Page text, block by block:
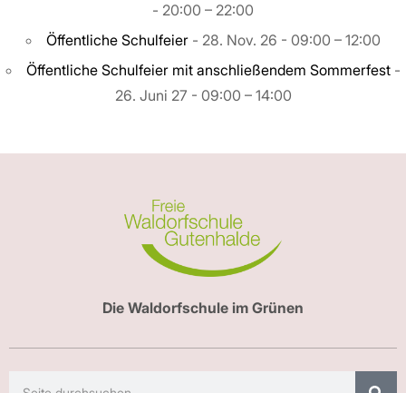
- 20:00 – 22:00
Öffentliche Schulfeier- 28. Nov. 26 - 09:00 – 12:00
Öffentliche Schulfeier mit anschließendem Sommerfest-
26. Juni 27 - 09:00 – 14:00
Die Waldorfschule im Grünen